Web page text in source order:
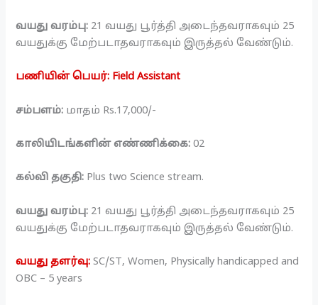
வயது வரம்பு: 21 வயது பூர்த்தி அடைந்தவராகவும் 25
வயதுக்கு மேற்படாதவராகவும் இருத்தல் வேண்டும்.
பணியின் பெயர்: Field Assistant
சம்பளம்: மாதம் Rs.17,000/-
காலியிடங்களின் எண்ணிக்கை: 02
கல்வி தகுதி: Plus two Science stream.
வயது வரம்பு: 21 வயது பூர்த்தி அடைந்தவராகவும் 25
வயதுக்கு மேற்படாதவராகவும் இருத்தல் வேண்டும்.
வயது தளர்வு: SC/ST, Women, Physically handicapped and
OBC – 5 years